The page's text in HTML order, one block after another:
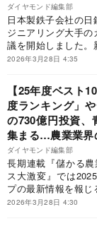
ダイヤモンド編集部
日本製鉄子会社の
ジニアリング大手
議を開始しました。
が、日鉄が日鉄エン
非鉄鋼系メーカー
に、日鉄エンジの
避とみられる理由を
2026年3月28日 4:35
【25年度ベスト
度ランキング」
の730億円投資、
集まる…農業業界
ダイヤモンド編集部
長期連載『儲かる
ス大激変』では
プの最新情報を報
では、25年4月1日～
2026年3月28日 4:30